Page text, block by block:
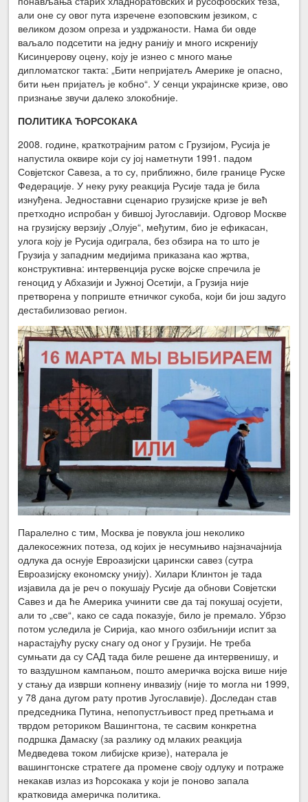
али оне су овог пута изречене езоповским језиком, с
великом дозом опреза и уздржаности. Нама би овде
ваљало подсетити на једну ранију и много искренију
Кисинџерову оцену, коју је изнео с много мање
дипломатског такта: „Бити непријатељ Америке је опасно,
бити њен пријатељ је кобно“. У сенци украјинске кризе, ово
признање звучи далеко злокобније.
ПОЛИТИКА ЋОРСОКАКА
2008. године, краткотрајним ратом с Грузијом, Русија је
напустила оквире који су јој наметнути 1991. падом
Совјетског Савеза, а то су, приближно, биле границе Руске
Федерације. У неку руку реакција Русије тада је била
изнуђена. Једноставни сценарио грузијске кризе је већ
претходно испробан у бившој Југославији. Одговор Москве
на грузијску верзију „Олује“, међутим, био је ефикасан,
улога коју је Русија одиграла, без обзира на то што је
Грузија у западним медијима приказана као жртва,
конструктивна: интервенција руске војске спречила је
геноцид у Абхазији и Јужној Осетији, а Грузија није
претворена у поприште етничког сукоба, који би још задуго
дестабилизовао регион.
Паралелно с тим, Москва је повукла још неколико
далекосежних потеза, од којих је несумњиво најзначајнија
одлука да оснује Евроазијски царински савез (сутра
Евроазијску економску унију). Хилари Клинтон је тада
изјавила да је реч о покушају Русије да обнови Совјетски
Савез и да ће Америка учинити све да тај покушај осујети,
али то „све“, како се сада показује, било је премало. Убрзо
потом уследила је Сирија, као много озбиљнији испит за
нарастајућу руску снагу од оног у Грузији. Не треба
сумњати да су САД тада биле решене да интервенишу, и
то ваздушном кампањом, пошто америчка војска више није
у стању да изврши копнену инвазију (није то могла ни 1999,
у 78 дана дугом рату против Југославије). Доследан став
председника Путина, непопустљивост пред претњама и
тврдом реториком Вашингтона, те сасвим конкретна
подршка Дамаску (за разлику од млаких реакција
Медведева током либијске кризе), натерала је
вашингтонске стратеге да промене своју одлуку и потраже
некакав излаз из ћорсокака у који је поново запала
кратковида америчка политика.